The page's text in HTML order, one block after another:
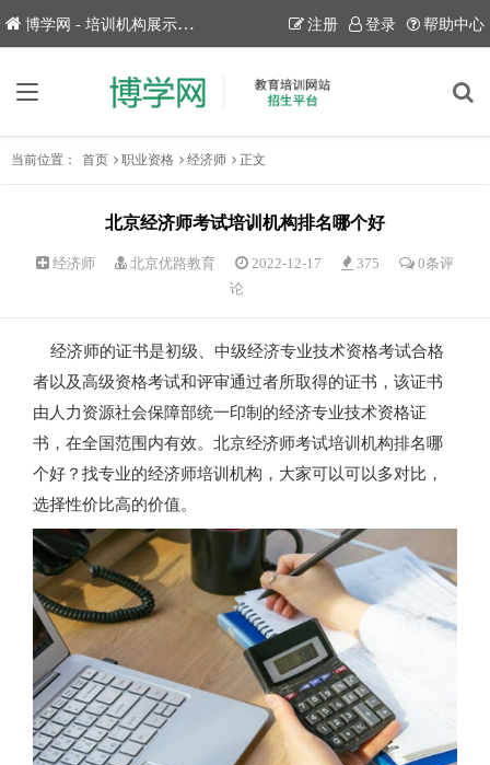
博学网 - 培训机构展示平台！ 注册 登录 帮助中心
当前位置： 首页 职业资格 经济师 正文
北京经济师考试培训机构排名哪个好
经济师 北京优路教育 2022-12-17 375
0条评
论
经济师的证书是初级、中级经济专业技术资格考试合格
者以及高级资格考试和评审通过者所取得的证书，该证书
由人力资源社会保障部统一印制的经济专业技术资格证
书，在全国范围内有效。北京经济师考试培训机构排名哪
个好？找专业的经济师培训机构，大家可以可以多对比，
选择性价比高的价值。